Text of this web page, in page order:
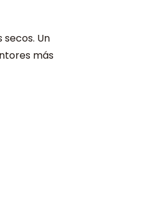
Un
más